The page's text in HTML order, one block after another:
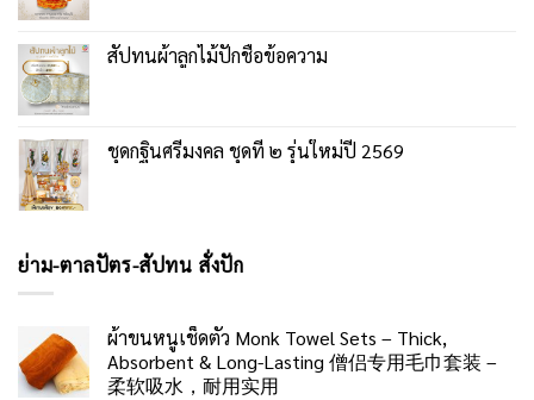
สัปทนผ้าลูกไม้ปักชื่อข้อความ
ชุดกฐินศรีมงคล ชุดที่ ๒ รุ่นใหม่ปี 2569
ย่าม-ตาลปัตร-สัปทน สั่งปัก
ผ้าขนหนูเช็ดตัว Monk Towel Sets – Thick,
Absorbent & Long-Lasting 僧侣专用毛巾套装 –
柔软吸水，耐用实用